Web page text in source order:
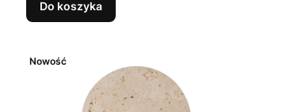
Do koszyka
Nowość